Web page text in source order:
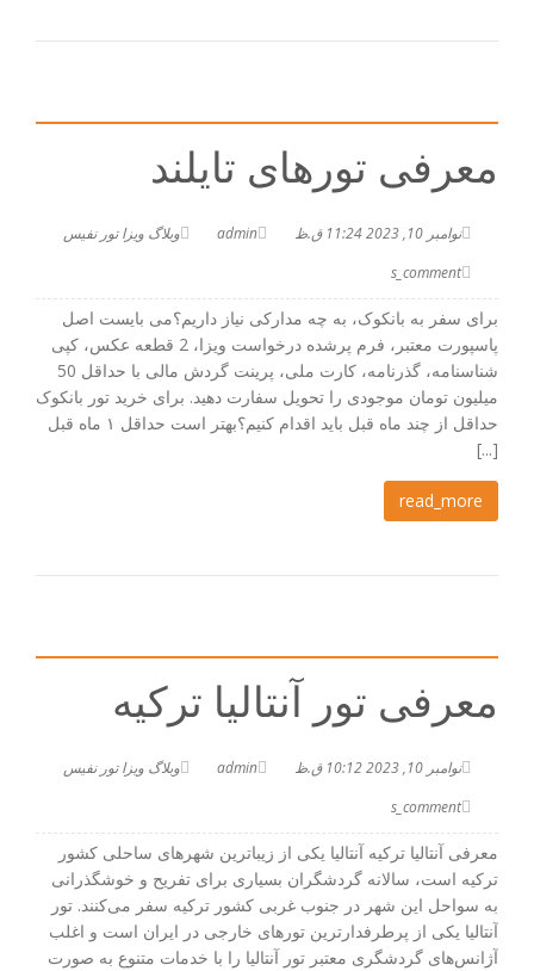
معرفی تورهای تایلند
نوامبر 10, 2023 11:24 ق.ظ admin
وبلاگ ویزا تور نفیس
s_comment
برای سفر به بانکوک، به چه مدارکی نیاز داریم؟می بایست اصل
پاسپورت معتبر، فرم پرشده درخواست ویزا، 2 قطعه عکس، کپی
شناسنامه، گذرنامه، کارت ملی، پرینت گردش مالی با حداقل 50
میلیون تومان موجودی را تحویل سفارت دهید. برای خرید تور بانکوک
حداقل از چند ماه قبل باید اقدام کنیم؟بهتر است حداقل ۱ ماه قبل
[...]
read_more
معرفی تور آنتالیا ترکیه
نوامبر 10, 2023 10:12 ق.ظ admin
وبلاگ ویزا تور نفیس
s_comment
معرفی آنتالیا ترکیه آنتالیا یکی از زیباترین شهرهای ساحلی کشور
ترکیه است، سالانه گردشگران بسیاری برای تفریح و خوشگذرانی
به سواحل این شهر در جنوب غربی کشور ترکیه سفر می‌کنند. تور
آنتالیا یکی از پرطرفدارترین تورهای خارجی در ایران است و اغلب
آژانس‌های گردشگری معتبر تور آنتالیا را با خدمات متنوع به صورت